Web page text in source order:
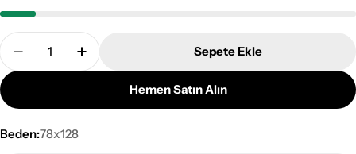
Adet
Afgan Şirvan El Dokuma Yün Halı Adetini Azalt
Afgan Şirvan El Dokuma Yün Halı Adetini
Sepete Ekle
Hemen Satın Alın
Beden:78x128